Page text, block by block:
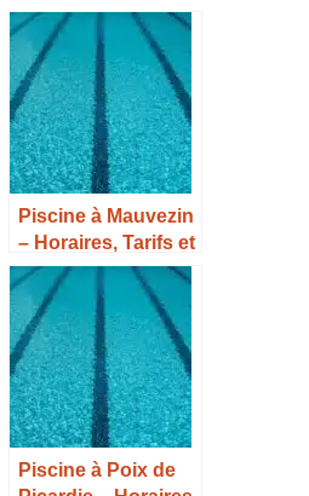
Rennes – Horaires,
Tarifs et Infos –
Piscine à Mauvezin
– Horaires, Tarifs et
Infos –
Piscine à Poix de